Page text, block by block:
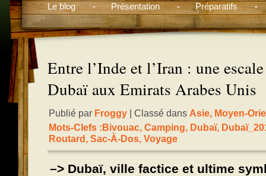
musique, randonnée,
Le blog Présentation Préparatifs
Entre l’Inde et l’Iran : une
Dubaï aux Emirats Arabes Unis
Publié par Froggy | Classé dans Asie, Moyen-
Mots-Clefs :Bivouac, Camping, Dubaï,
Routard, Sac-À-Dos, Voyage
–> Dubaï, ville factice et ultime